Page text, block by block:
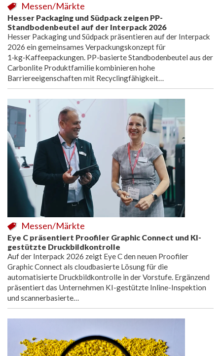
Hesser Packaging und Südpack zeigen PP-
Standbodenbeutel auf der Interpack 2026
Messen/Märkte
Hesser Packaging und Südpack präsentieren auf der Interpack
2026 ein gemeinsames Verpackungskonzept für
1‑kg‑Kaffeepackungen. PP-basierte Standbodenbeutel aus der
Carbonlite Produktfamilie kombinieren hohe
Barriereeigenschaften mit Recyclingfähigkeit…
Eye C präsentiert Proofiler Graphic Connect und KI-
gestützte Druckbildkontrolle
Messen/Märkte
Auf der Interpack 2026 zeigt Eye C den neuen Proofiler
Graphic Connect als cloudbasierte Lösung für die
automatisierte Druckbildkontrolle in der Vorstufe. Ergänzend
präsentiert das Unternehmen KI-gestützte Inline-Inspektion
und scannerbasierte…